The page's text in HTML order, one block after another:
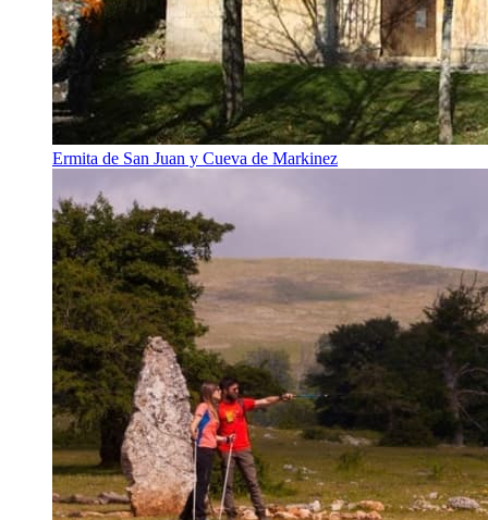
Ermita de San Juan y Cueva de Markinez